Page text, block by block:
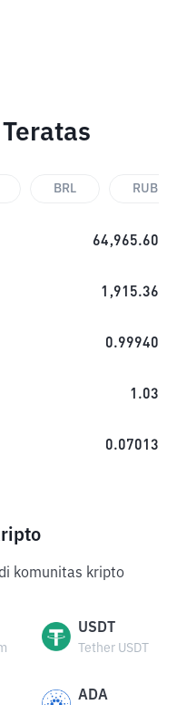
BRL RUB
64,965.60
1,915.36
0.99940
1.03
0.07013
komunitas kripto
USDT
Tether USDT
ADA